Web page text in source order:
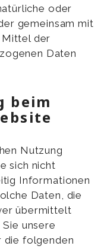
oder
gemeinsam mit
Mittel der
Daten
beim
Nutzung
sich nicht
Informationen
Daten, die
übermittelt
unsere
die folgenden